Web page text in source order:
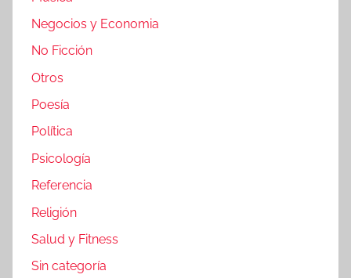
Negocios y Economia
No Ficción
Otros
Poesía
Política
Psicología
Referencia
Religión
Salud y Fitness
Sin categoría